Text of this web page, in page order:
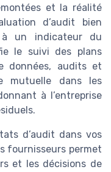
et la réalité
d’audit bien
un indicateur du
le suivi des plans
données, audits et
mutuelle dans les
à l’entreprise
d’audit dans vos
fournisseurs permet
et les décisions de